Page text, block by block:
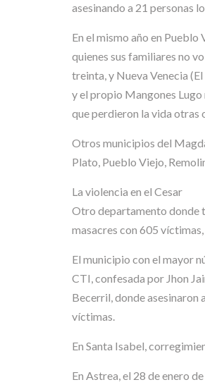
asesinando a 21 personas
En el mismo año en
quienes sus familiares no
treinta, y Nueva Venecia
y el propio Mangones Lugo
que perdieron la vida otras
Otros municipios del
Plato, Pueblo Viejo,
La violencia en el Cesar
Otro departamento donde
masacres con 605
El municipio con el mayor
CTI, confesada por Jhon
Becerril, donde asesinaron
víctimas.
En Santa Isabel,
En Astrea, el 28 de enero